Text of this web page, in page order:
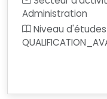
Administration
Niveau